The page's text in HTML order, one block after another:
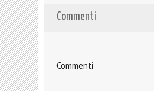
Commenti
Commenti